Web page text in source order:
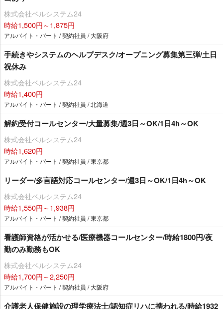
株式会社ベルシステム24
時給1,500円～1,875円
アルバイト・パート / 契約社員 / 大阪府
手続きやシステムのヘルプデスク/オープニング募集第三弾/土日
祝休み
株式会社ベルシステム24
時給1,400円
アルバイト・パート / 契約社員 / 北海道
解約受付コールセンター/大量募集/週3日～OK/1日4h～OK
株式会社ベルシステム24
時給1,620円
アルバイト・パート / 契約社員 / 東京都
リーダー/多言語対応コールセンター/週3日～OK/1日4h～OK
株式会社ベルシステム24
時給1,550円～1,938円
アルバイト・パート / 契約社員 / 東京都
看護師資格が活かせる/医療機器コールセンター/時給1800円/夜
勤のみ勤務もOK
株式会社ベルシステム24
時給1,700円～2,250円
アルバイト・パート / 契約社員 / 大阪府
介護老人保健施設の理学療法士/認知症リハに携われる/時給1932